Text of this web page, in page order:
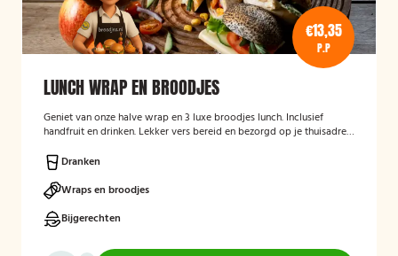
€13,35
P.P
LUNCH WRAP EN BROODJES
Geniet van onze halve wrap en 3 luxe broodjes lunch. Inclusief
handfruit en drinken. Lekker vers bereid en bezorgd op je thuisadres
Dranken
Wraps en broodjes
Bijgerechten